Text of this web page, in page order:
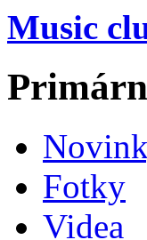
Music
Fotky
Videa